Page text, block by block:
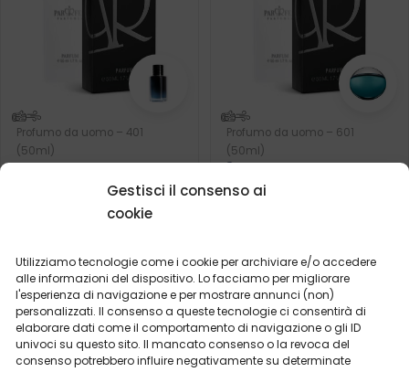
Gestisci il consenso ai
cookie
Utilizziamo tecnologie come i cookie per archiviare e/o accedere
alle informazioni del dispositivo. Lo facciamo per migliorare
l'esperienza di navigazione e per mostrare annunci (non)
personalizzati. Il consenso a queste tecnologie ci consentirà di
elaborare dati come il comportamento di navigazione o gli ID
univoci su questo sito. Il mancato consenso o la revoca del
consenso potrebbero influire negativamente su determinate
Profumo da uomo – 401
(50ml)
19,99€
Profumo da uomo – 601
(50ml)
BVLGARI - AQVA
19,99€